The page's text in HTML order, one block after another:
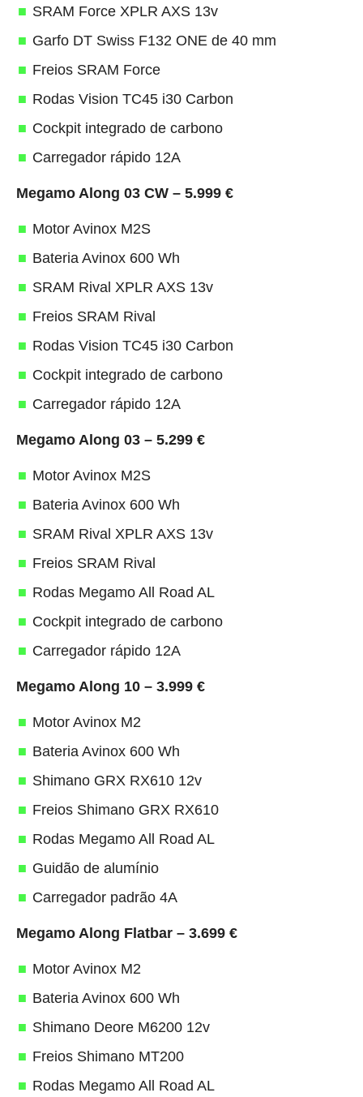
SRAM Force XPLR AXS 13v
Garfo DT Swiss F132 ONE de 40 mm
Freios SRAM Force
Rodas Vision TC45 i30 Carbon
Cockpit integrado de carbono
Carregador rápido 12A
Megamo Along 03 CW – 5.999 €
Motor Avinox M2S
Bateria Avinox 600 Wh
SRAM Rival XPLR AXS 13v
Freios SRAM Rival
Rodas Vision TC45 i30 Carbon
Cockpit integrado de carbono
Carregador rápido 12A
Megamo Along 03 – 5.299 €
Motor Avinox M2S
Bateria Avinox 600 Wh
SRAM Rival XPLR AXS 13v
Freios SRAM Rival
Rodas Megamo All Road AL
Cockpit integrado de carbono
Carregador rápido 12A
Megamo Along 10 – 3.999 €
Motor Avinox M2
Bateria Avinox 600 Wh
Shimano GRX RX610 12v
Freios Shimano GRX RX610
Rodas Megamo All Road AL
Guidão de alumínio
Carregador padrão 4A
Megamo Along Flatbar – 3.699 €
Motor Avinox M2
Bateria Avinox 600 Wh
Shimano Deore M6200 12v
Freios Shimano MT200
Rodas Megamo All Road AL